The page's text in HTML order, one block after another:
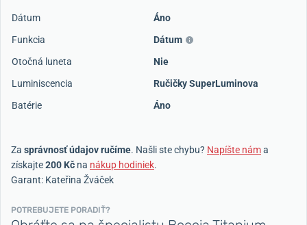
Dátum
Áno
Funkcia
Dátum
Otočná luneta
Nie
Luminiscencia
Ručičky SuperLuminova
Batérie
Áno
Za správnosť údajov ručíme. Našli ste chybu? Napíšte náma
získajte200 Kč na nákup hodiniek.
Garant: Kateřina Žváček
POTREBUJETE PORADIŤ?